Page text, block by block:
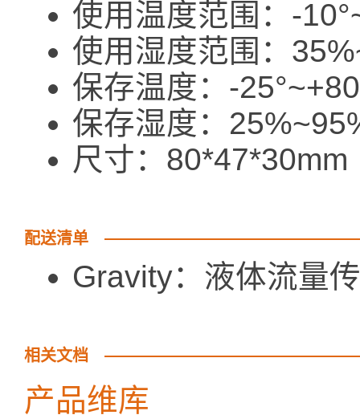
使用温度范围：-
使用湿度范围：
保存温度：-
保存湿度：
尺寸：80*47*30mm
配送清单
Gravity：液体流量
相关文档
产品维库